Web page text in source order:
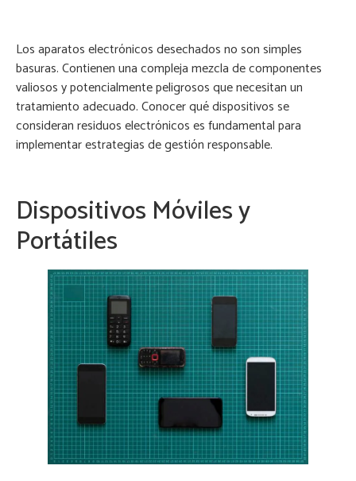
Los aparatos electrónicos desechados no son simples
basuras. Contienen una compleja mezcla de componentes
valiosos y potencialmente peligrosos que necesitan un
tratamiento adecuado. Conocer qué dispositivos se
consideran residuos electrónicos es fundamental para
implementar estrategias de gestión responsable.
Dispositivos Móviles y
Portátiles